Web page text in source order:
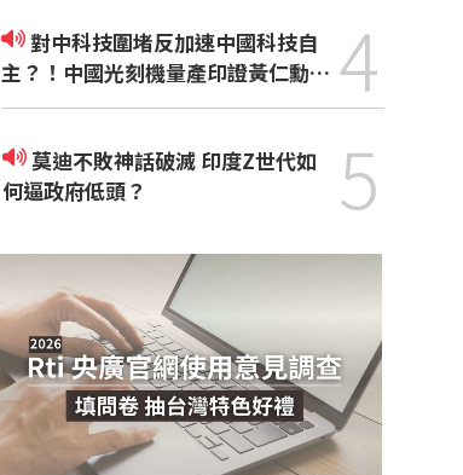
對中科技圍堵反加速中國科技自
主？！中國光刻機量產印證黃仁勳觀
點
4
莫迪不敗神話破滅 印度Z世代如
何逼政府低頭？
5